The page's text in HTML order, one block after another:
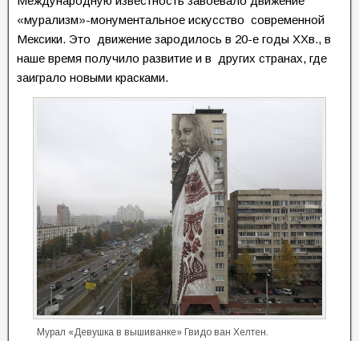
«мурализм»-монументальное искусство современной
Мексики. Это движение зародилось в 20-е годы ХХв., в
наше время получило развитие и в других странах, где
заиграло новыми красками.
Мурал «Девушка в вышиванке» Гвидо ван Хелтен.